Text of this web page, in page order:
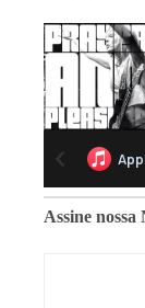
Assine nossa